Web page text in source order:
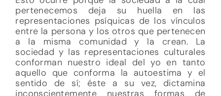
pertenecemos deja su huella en las
representaciones psíquicas de los vínculos
entre la persona y los otros que pertenecen
a la misma comunidad y la crean. La
sociedad y las representaciones culturales
conforman nuestro ideal del yo en tanto
aquello que conforma la autoestima y el
sentido de sí; éste a su vez, dictamina
inconscientemente nuestras formas de